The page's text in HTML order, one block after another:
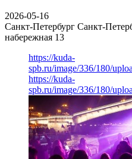
2026-05-16
Санкт-Петербург Санкт-
набережная 13
https://kuda-
spb.ru/image/336/180/
https://kuda-
spb.ru/image/336/180/